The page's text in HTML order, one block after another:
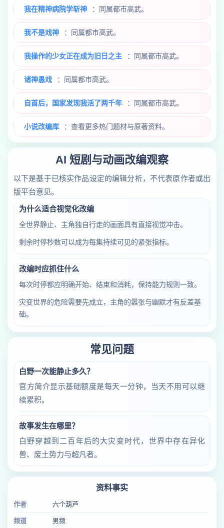
我在精神病院学斩神 ：同属都市高武。
我不是戏神 ：同属都市高武。
我操作的少女正在成为旧日之主 ：同属都市高武。
诸神愚戏 ：同属都市高武。
自首后，国家发现我活了两千年 ：同属都市高武。
小说改编库 ：查看更多热门题材与原著资料。
AI 短剧与动画改编观察
以下是基于已核实作品设定的编辑分析，不代表原作者或出
版平台意见。
为什么适合视觉化改编
全世界静止、主角独自行走的画面具有直接视觉冲击。
剩余时停秒数可以成为每集持续可见的紧张指标。
改编时应抓住什么
每次时停都应明确开始、结束和消耗，保持能力规则一致。
灾变世界的危险需要先成立，主角的嚣张与幽默才有反差基
础。
常见问题
白野一次能静止多久？
官方简介显示基础额度是每天一分钟，当天不用可以继
续累积。
故事发生在哪里？
白野穿越到二百年后的大灾变时代，世界中存在异化
兽、废土势力与超凡者。
资料事实
作者 六个葫芦
频道 男频